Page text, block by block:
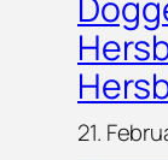
21.